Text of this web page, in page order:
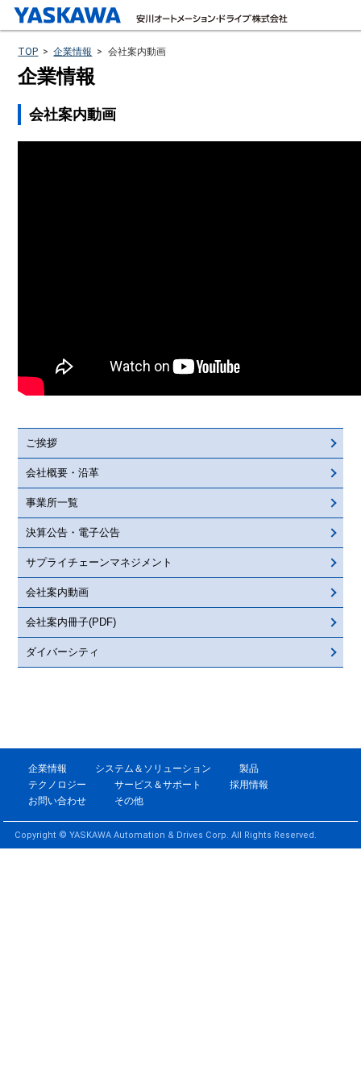
TOP > 企業情報 > 会社案内動画
企業情報
会社案内動画
ご挨拶
会社概要・沿革
事業所一覧
決算公告・電子公告
サプライチェーンマネジメント
会社案内動画
会社案内冊子(PDF)
ダイバーシティ
企業情報 システム＆ソリューション
製品
テクノロジー
サービス＆サポート
採用情報
お問い合わせ
その他
Copyright © YASKAWA Automation & Drives Corp. All Rights Reserved.